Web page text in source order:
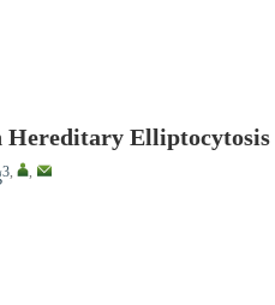
Hereditary Elliptocytosis
3, ,